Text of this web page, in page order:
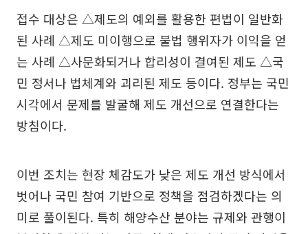
접수 대상은 △제도의 예외를 활용한 편법이 일반화
된 사례 △제도 미이행으로 불법 행위자가 이익을 얻
는 사례 △사문화되거나 합리성이 결여된 제도 △국
민 정서나 법체계와 괴리된 제도 등이다. 정부는 국민
시각에서 문제를 발굴해 제도 개선으로 연결한다는
방침이다.
이번 조치는 현장 체감도가 낮은 제도 개선 방식에서
벗어나 국민 참여 기반으로 정책을 점검하겠다는 의
미로 풀이된다. 특히 해양수산 분야는 규제와 관행이